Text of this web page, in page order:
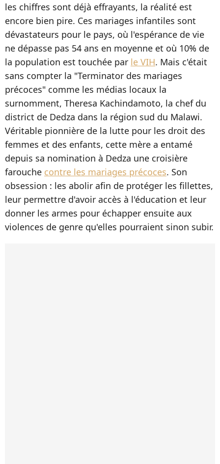
les chiffres sont déjà effrayants, la réalité est
encore bien pire. Ces mariages infantiles sont
dévastateurs pour le pays, où l'espérance de vie
ne dépasse pas 54 ans en moyenne et où 10% de
la population est touchée par le VIH. Mais c'était
sans compter la "Terminator des mariages
précoces" comme les médias locaux la
surnomment, Theresa Kachindamoto, la chef du
district de Dedza dans la région sud du Malawi.
Véritable pionnière de la lutte pour les droit des
femmes et des enfants, cette mère a entamé
depuis sa nomination à Dedza une croisière
farouche contre les mariages précoces. Son
obsession : les abolir afin de protéger les fillettes,
leur permettre d'avoir accès à l'éducation et leur
donner les armes pour échapper ensuite aux
violences de genre qu'elles pourraient sinon subir.